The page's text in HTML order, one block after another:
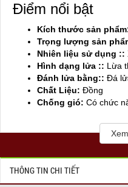
Điểm nổi bật
Kích thước sản
Trọng lượng sản
Nhiên liệu sử dụng ::
Hình dạng lửa :: Lừa
Đánh lửa bằng:: Đá
Chất Liệu: Đồng
Chống gió: Có chức
THÔNG TIN CHI TIẾT